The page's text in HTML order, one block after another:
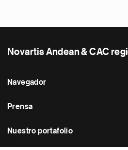
Novartis Andean & CAC
Navegador
Prensa
Nuestro portafolio